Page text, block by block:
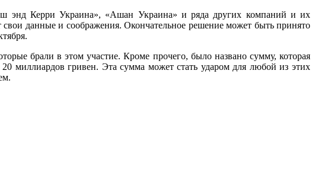
энд Керри Украина», «Ашан Украина» и ряда других компаний и их
данные и соображения. Окончательное решение может быть принято
брали в этом участие. Кроме прочего, было названо сумму, которая
миллиардов гривен. Эта сумма может стать ударом для любой из этих